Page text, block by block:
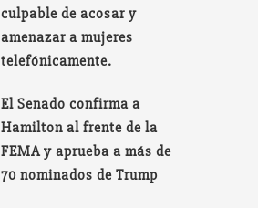
culpable de acosar y
amenazar a mujeres
telefónicamente.
El Senado confirma a
Hamilton al frente de la
FEMA y aprueba a más de
70 nominados de Trump